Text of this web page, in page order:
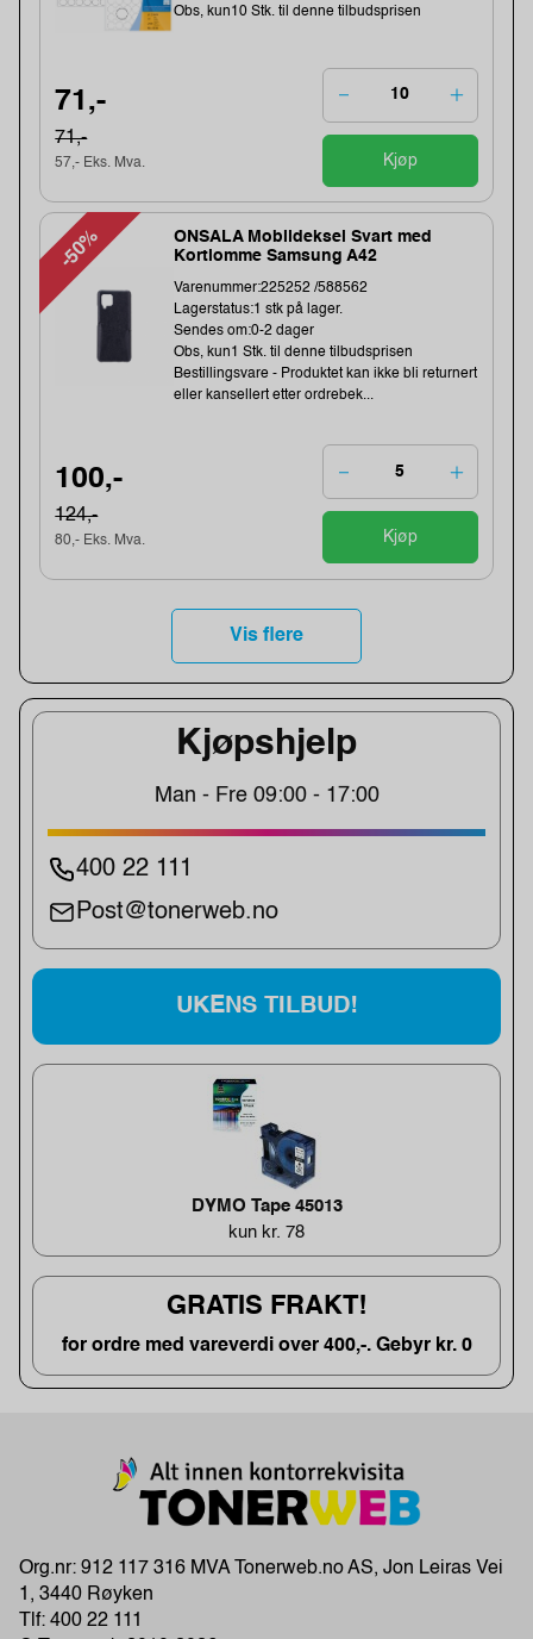
Kjøpshjelp
Man - Fre 09:00 - 17:00
400 22 111
Post@tonerweb.no
UKENS TILBUD!
DYMO Tape 45013
kun kr. 78
GRATIS FRAKT!
for ordre med vareverdi over 400,-. Gebyr kr. 0
Obs, kun10 Stk. til denne tilbudsprisen
71,-
71,-
57,- Eks. Mva. Kjøp
-50%
ONSALA Mobildeksel Svart med
Kortlomme Samsung A42
Varenummer:225252 /588562
Lagerstatus:1 stk på lager.
Sendes om:0-2 dager
Obs, kun1 Stk. til denne tilbudsprisen
Bestillingsvare - Produktet kan ikke bli returnert
eller kansellert etter ordrebek...
100,-
124,-
80,- Eks. Mva. Kjøp
Vis flere
Org.nr: 912 117 316 MVA Tonerweb.no AS, Jon Leiras Vei
1, 3440 Røyken
Tlf: 400 22 111